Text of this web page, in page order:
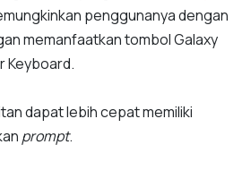
penggunanya dengan
memanfaatkan tombol Galaxy
Keyboard.
dapat lebih cepat memiliki
prompt.